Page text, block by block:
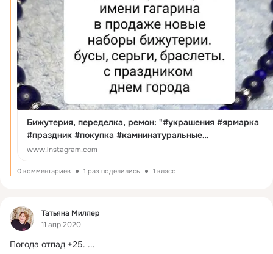
Бижутерия, переделка, ремон: "#украшения #ярмарка
#праздник #покупка #камнинатуральные
#деньгорода#явасжду"
www.instagram.com
0 комментариев 1 раз поделились 1 класс
Фид
Татьяна Миллер
11 апр 2020
Погода отпад +25. ...